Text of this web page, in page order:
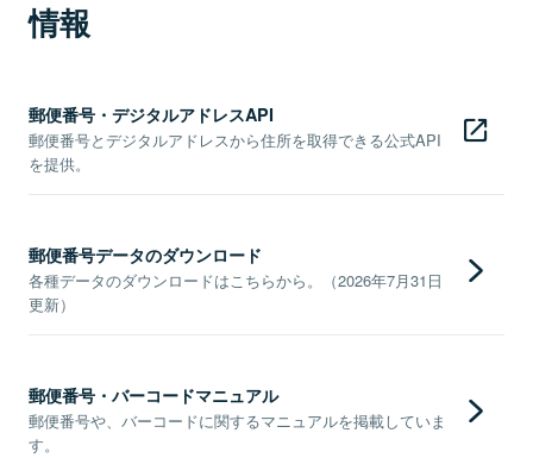
情報
郵便番号・デジタルアドレスAPI
郵便番号とデジタルアドレスから住所を取得できる公式API
を提供。
郵便番号データのダウンロード
各種データのダウンロードはこちらから。（2026年7月31日
更新）
郵便番号・バーコードマニュアル
郵便番号や、バーコードに関するマニュアルを掲載していま
す。